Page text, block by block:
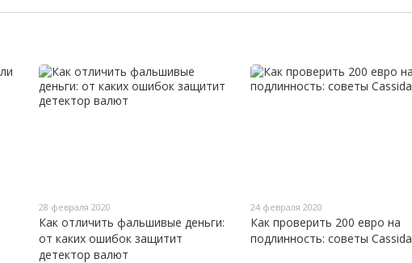
28 февраля 2020
Как отличить фальшивые деньги:
от каких ошибок защитит
детектор валют
24 февраля 2020
Как проверить 200 евро на
подлинность: советы Cassida